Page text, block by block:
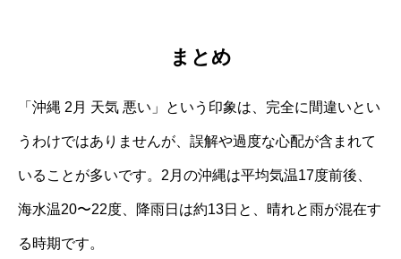
まとめ
「沖縄 2月 天気 悪い」という印象は、完全に間違いとい
うわけではありませんが、誤解や過度な心配が含まれて
いることが多いです。2月の沖縄は平均気温17度前後、
海水温20〜22度、降雨日は約13日と、晴れと雨が混在す
る時期です。